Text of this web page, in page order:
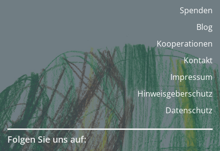
Spenden
Blog
Kooperationen
Kontakt
Impressum
Hinweisgeberschutz
Datenschutz
Folgen Sie uns auf: